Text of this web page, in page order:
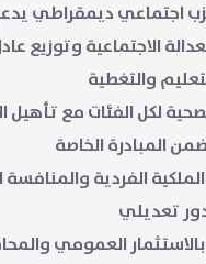
اجتماعي ديمقراطي
الاجتماعية وتوزيع
والتغطية
لكل الفئات مع
المبادرة الخاصة
الفردية والمنافسة
تعديلي
العمومي